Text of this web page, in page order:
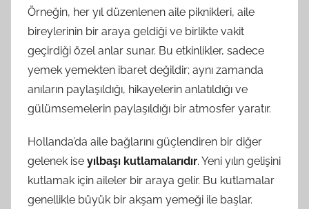
Örneğin, her yıl düzenlenen aile piknikleri, aile
bireylerinin bir araya geldiği ve birlikte vakit
geçirdiği özel anlar sunar. Bu etkinlikler, sadece
yemek yemekten ibaret değildir; aynı zamanda
anıların paylaşıldığı, hikayelerin anlatıldığı ve
gülümsemelerin paylaşıldığı bir atmosfer yaratır.
Hollanda’da aile bağlarını güçlendiren bir diğer
gelenek ise yılbaşı kutlamalarıdır. Yeni yılın gelişini
kutlamak için aileler bir araya gelir. Bu kutlamalar
genellikle büyük bir akşam yemeği ile başlar.